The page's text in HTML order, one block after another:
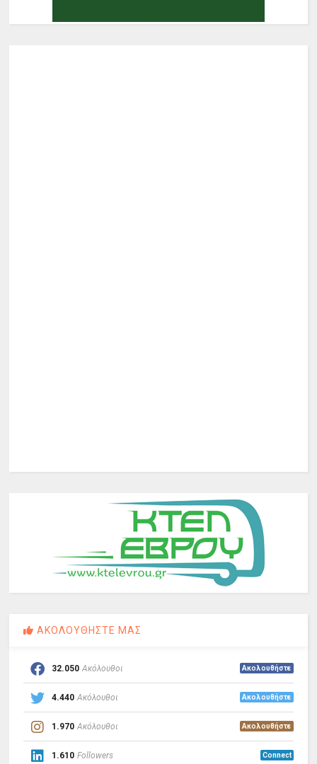
ΑΚΟΛΟΥΘΗΣΤΕ ΜΑΣ
32.050 Ακόλουθοι Ακολουθήστε
4.440 Ακόλουθοι Ακολουθήστε
1.970 Ακόλουθοι Ακολουθήστε
1.610 Followers Connect